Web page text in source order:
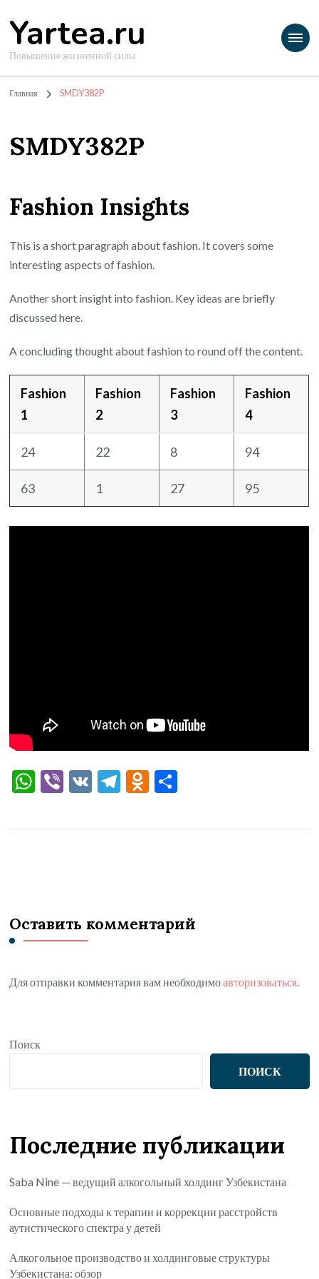
Yartea.ru
Повышение жизненной силы
Главная SMDY382P
SMDY382P
Fashion Insights
This is a short paragraph about fashion. It covers some
interesting aspects of fashion.
Another short insight into fashion. Key ideas are briefly
discussed here.
A concluding thought about fashion to round off the content.
Fashion
1
Fashion
2
Fashion
3
Fashion
4
24 22 8 94
63 1 27 95
WhatsApp
Viber
VK Telegram
Odnoklassniki
Оставить комментарий
Для отправки комментария вам необходимоавторизоваться.
Поиск
ПОИСК
Последние публикации
Saba Nine — ведущий алкогольный холдинг Узбекистана
Основные подходы к терапии и коррекции расстройств
аутистического спектра у детей
Алкогольное производство и холдинговые структуры
Узбекистана: обзор